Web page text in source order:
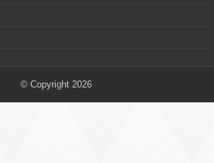
© Copyright 2026